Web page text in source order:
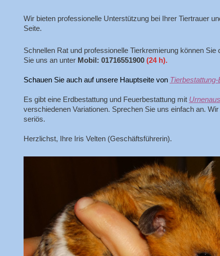
Wir bieten professionelle Unterstützung bei Ihrer Tiertrauer
Seite.
Schnellen Rat und professionelle Tierkremierung können Sie
Sie uns an unter Mobil: 01716551900 (24 h).
Schauen Sie auch auf unsere Hauptseite von Tierbestattung-
Es gibt eine Erdbestattung und Feuerbestattung mit
verschiedenen Variationen. Sprechen Sie uns einfach an.
seriös.
Herzlichst, Ihre Iris Velten (Geschäftsführerin).